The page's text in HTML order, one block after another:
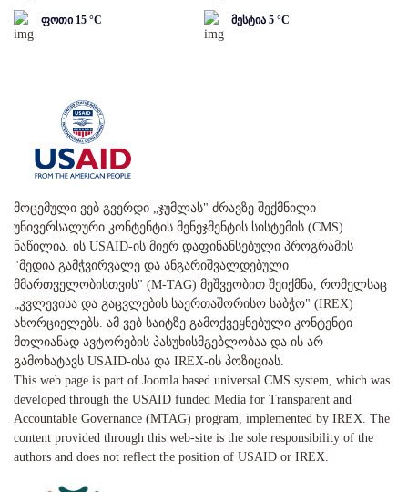
ფოთი 15 °C მესტია 5 °C
მოცემული ვებ გვერდი „ჯუმლას" ძრავზე შექმნილი
უნივერსალური კონტენტის მენეჯმენტის სისტემის (CMS)
ნაწილია. ის USAID-ის მიერ დაფინანსებული პროგრამის
"მედია გამჭვირვალე და ანგარიშვალდებული
მმართველობისთვის" (M-TAG) მეშვეობით შეიქმნა, რომელსაც
„კვლევისა და გაცვლების საერთაშორისო საბჭო" (IREX)
ახორციელებს. ამ ვებ საიტზე გამოქვეყნებული კონტენტი
მთლიანად ავტორების პასუხისმგებლობაა და ის არ
გამოხატავს USAID-ისა და IREX-ის პოზიციას.
This web page is part of Joomla based universal CMS system, which was
developed through the USAID funded Media for Transparent and
Accountable Governance (MTAG) program, implemented by IREX. The
content provided through this web-site is the sole responsibility of the
authors and does not reflect the position of USAID or IREX.